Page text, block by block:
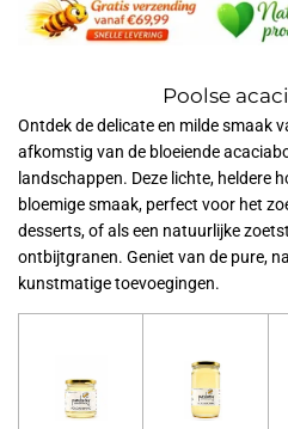
Poolse
Ontdek de delicate en milde smaak
afkomstig van de bloeiende
landschappen. Deze lichte, heldere
bloemige smaak, perfect voor het
desserts, of als een natuurlijke
ontbijtgranen. Geniet van de pure,
kunstmatige toevoegingen.